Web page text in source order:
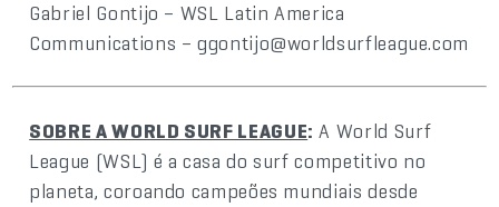
Gabriel Gontijo – WSL Latin America
Communications – ggontijo@worldsurfleague.com
SOBRE A WORLD SURF LEAGUE: A World Surf
League (WSL) é a casa do surf competitivo no
planeta, coroando campeões mundiais desde